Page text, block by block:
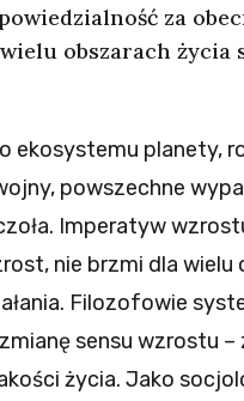
za
obszarach życia
ekosystemu planety,
powszechne
Imperatyw
nie brzmi dla wielu
Filozofowie
sensu wzrostu
życia. Jako